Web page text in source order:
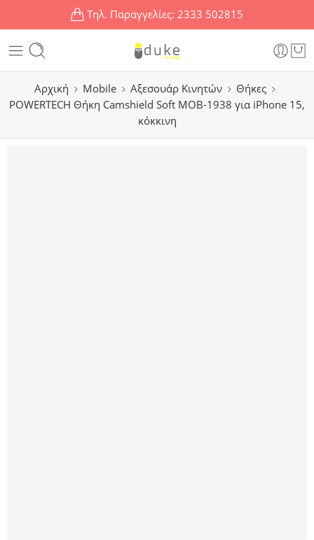
Τηλ. Παραγγελίες: 2333 502815
Αρχική Mobile Αξεσουάρ Κινητών
Θήκες
POWERTECH Θήκη Camshield Soft MOB-1938 για iPhone 15,
κόκκινη